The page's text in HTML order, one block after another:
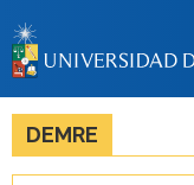
DEMRE